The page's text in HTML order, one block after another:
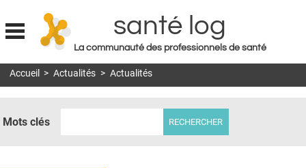
Jump to navigation
santé log
La communauté des professionnels de santé
MON COMPTE
Accueil > Actualités > Actualités
Mots clés